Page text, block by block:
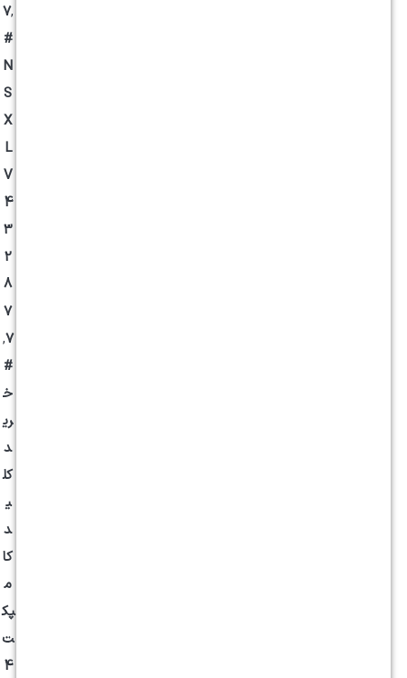
7,
#
N
S
X
L
V
4
3
2
8
7
7
,
#
خ
ری
د
کل
ی
د
کا
م
پک
ت
4